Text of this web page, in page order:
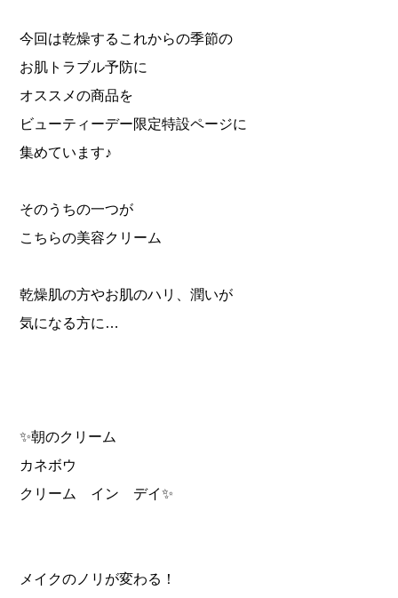
⁡今回は乾燥するこれからの季節の
お肌トラブル予防に
オススメの商品を
ビューティーデー限定特設ページに
集めています♪
そのうちの一つが
こちらの美容クリーム
乾燥肌の方やお肌のハリ、潤いが
気になる方に…
✨朝のクリーム
カネボウ
クリーム イン デイ✨
メイクのノリが変わる！